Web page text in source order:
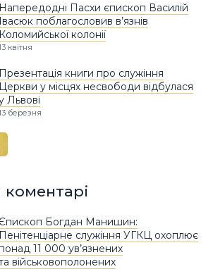
Напередодні Пасхи єпископ Василій
Івасюк поблагословив в’язнів
Коломийської колонії
квітня
Презентація книги про служіння
Церкви у місцях несвободи відбулася
Львові
березня
коментарі
Єпископ Богдан Манишин:
Пенітенціарне служіння УГКЦ охоплює
понад 11 000 ув’язнених
військовополонених